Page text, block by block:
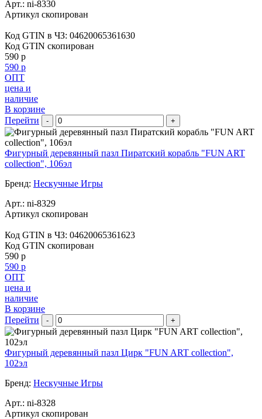
Арт.: ni-8330
Артикул скопирован
Код GTIN в ЧЗ: 04620065361630
Код GTIN скопирован
590 р
590 р
ОПТ
цена и
наличие
В корзине
Перейти
- +
Фигурный деревянный пазл Пиратский корабль "FUN ART
collection", 106эл
Бренд: Нескучные Игры
Арт.: ni-8329
Артикул скопирован
Код GTIN в ЧЗ: 04620065361623
Код GTIN скопирован
590 р
590 р
ОПТ
цена и
наличие
В корзине
Перейти
- +
Фигурный деревянный пазл Цирк "FUN ART collection",
102эл
Бренд: Нескучные Игры
Арт.: ni-8328
Артикул скопирован